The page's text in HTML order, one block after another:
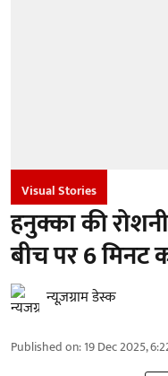
Visual Stories
हनुक्का की
बीच पर 6
न्यूज़ग्राम डेस्क
Published on:19 Dec 2025,